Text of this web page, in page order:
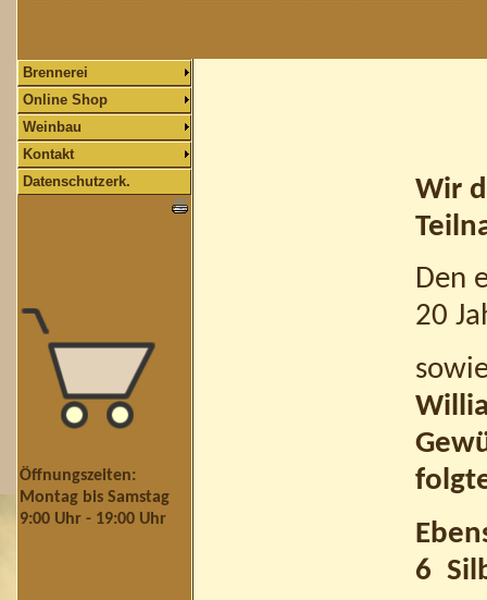
Brennerei
Online Shop
Weinbau
Kontakt
Datenschutzerk.
Öffnungszeiten:
Montag bis Samstag
9:00 Uhr - 19:00 Uhr
Wir
Den
20
6